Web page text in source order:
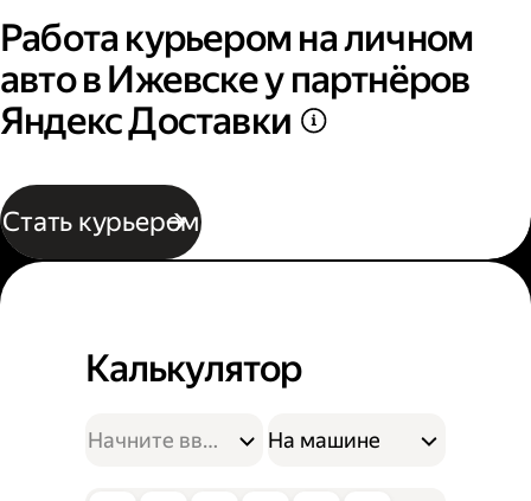
Работа курьером на личном
авто в Ижевске у партнёров
Яндекс Доставки
Стать курьером
Калькулятор
На машине